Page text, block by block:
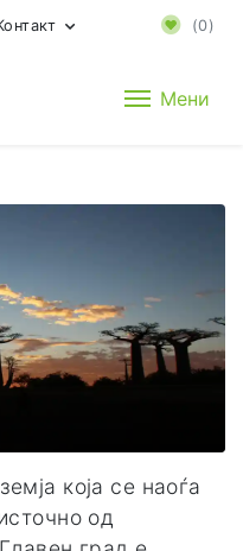
(0)
Мени
која се наоѓа
од